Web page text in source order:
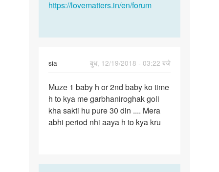
https://lovematters.in/en/forum
sia
बुध, 12/19/2018 - 03:22 बजे
Muze
1
baby
h
Muze 1 baby h or 2nd baby ko time
h to kya me garbhaniroghak goli
kha sakti hu pure 30 din .... Mera
abhi period nhi aaya h to kya kru